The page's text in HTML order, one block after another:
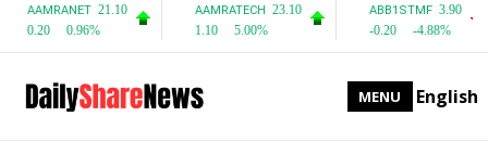
MENU English